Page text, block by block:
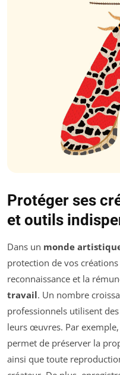
Protéger ses
et outils
Dans un monde
protection de vos
reconnaissance et la
travail. Un nombre
professionnels utilisent
leurs œuvres. Par
permet de préserver la
ainsi que toute